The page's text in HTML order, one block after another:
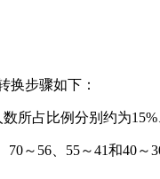
换步骤如下：
占比例分别约为
～56、55～41和40